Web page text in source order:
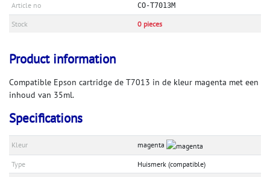
Article no
CO-T7013M
Stock 0 pieces
Product information
Compatible Epson cartridge de T7013 in de kleur magenta met een
inhoud van 35ml.
Specifications
Kleur magenta
Type
Huismerk (compatible)